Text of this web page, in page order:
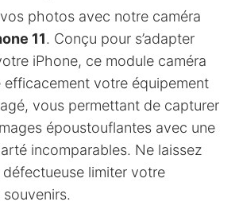
photos avec notre caméra
11. Conçu pour s’adapter
iPhone, ce module caméra
efficacement votre équipement
vous permettant de capturer
époustouflantes avec une
incomparables. Ne laissez
défectueuse limiter votre